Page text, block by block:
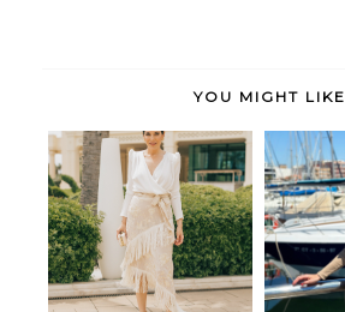
YOU MIGHT LIKE
Manila